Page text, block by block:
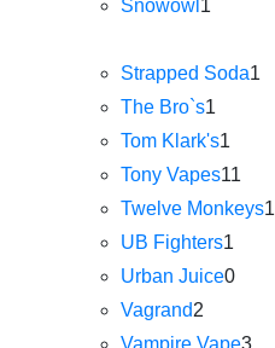
Snowowl 1
Strapped Soda1
The Bro`s1
Tom Klark's1
Tony Vapes11
Twelve Monkeys1
UB Fighters1
Urban Juice0
Vagrand2
Vampire Vape3